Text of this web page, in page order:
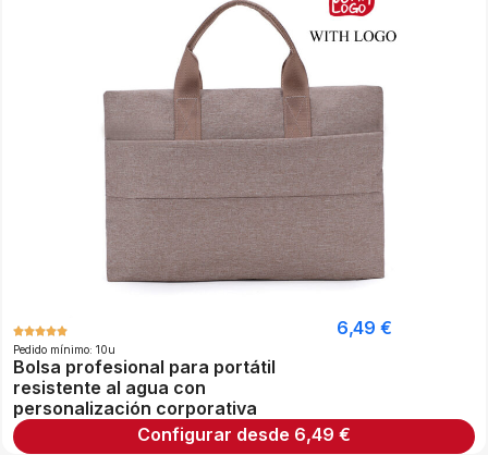
Pedido mínimo: 10u
Bolsa profesional para portátil
resistente al agua con
personalización corporativa
6,49 €
Configurar desde 6,49 €